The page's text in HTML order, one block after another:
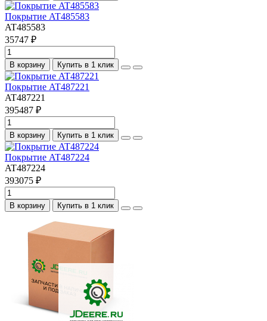
Покрытие AT485583
AT485583
35747 ₽
В корзину Купить в 1 клик
Покрытие AT487221
AT487221
395487 ₽
В корзину Купить в 1 клик
Покрытие AT487224
AT487224
393075 ₽
В корзину Купить в 1 клик